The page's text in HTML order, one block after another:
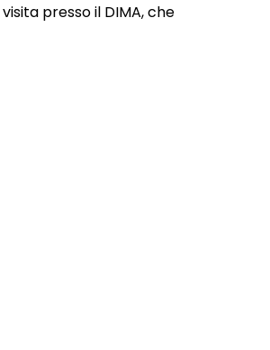
presso il DIMA, che